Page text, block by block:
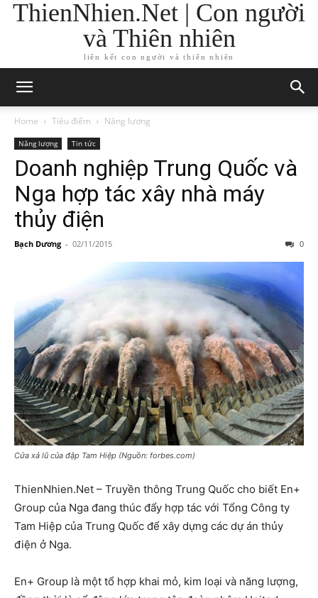
ThienNhien.Net | Con người
và Thiên nhiên
liên kết con người và thiên nhiên
Home Tiêu điểm Năng lượng
Năng lượng Tin tức
Doanh nghiệp Trung Quốc và
Nga hợp tác xây nhà máy
thủy điện
Bạch Dương - 02/11/2015 0
Cửa xả lũ của đập Tam Hiệp (Nguồn: forbes.com)
ThienNhien.Net – Truyền thông Trung Quốc cho biết En+
Group của Nga đang thúc đẩy hợp tác với Tổng Công ty
Tam Hiệp của Trung Quốc để xây dựng các dự án thủy
điện ở Nga.
En+ Group là một tổ hợp khai mỏ, kim loại và năng lượng,